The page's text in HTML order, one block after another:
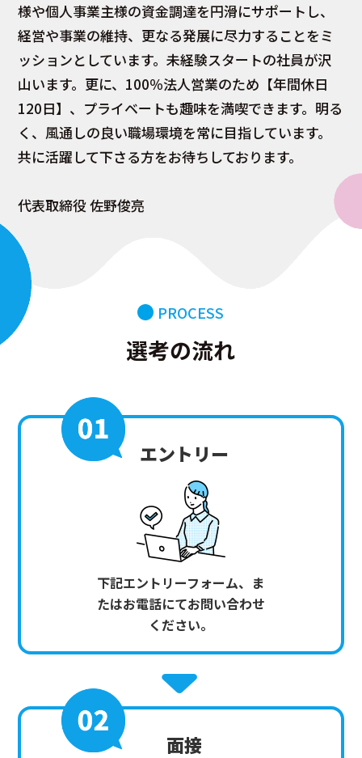
様や個人事業主様の資金調達を円滑にサポートし、
経営や事業の維持、更なる発展に尽力することをミ
ッションとしています。未経験スタートの社員が沢
山います。更に、100％法人営業のため【年間休日
120日】、プライベートも趣味を満喫できます。明る
く、風通しの良い職場環境を常に目指しています。
共に活躍して下さる方をお待ちしております。
代表取締役 佐野俊亮
PROCESS
選考の流れ
エントリー
下記エントリーフォーム、ま
たはお電話にてお問い合わせ
ください。
面接